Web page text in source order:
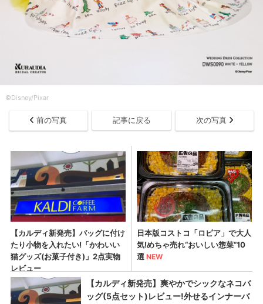
©Disney/Pixar
前の写真 記事に戻る 次の写真